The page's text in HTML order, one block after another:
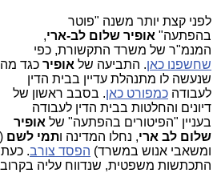
לפני קצת יותר משנה "פוטר
בהפתעה" אופיר שלום לב-ארי,
המנמ"ר של משרד התקשורת, כפי
שחשפנו כאן. התביעה של אופיר כגד מה
שנעשה לו מתנהלת עדיין בבית הדין
לעבודה כמפורט כאן. בסבב ראשון של
דיונים והחלטות בבית הדין לעבודה
בעניין "הפיטורים בהפתעה" של אופיר
שלום לב ארי, נחלו המדינה ותמי לשם
ומשאבי אנוש במשרד) הפסד צורב. כעת
התכתשות משפטית, שנדווח עליה